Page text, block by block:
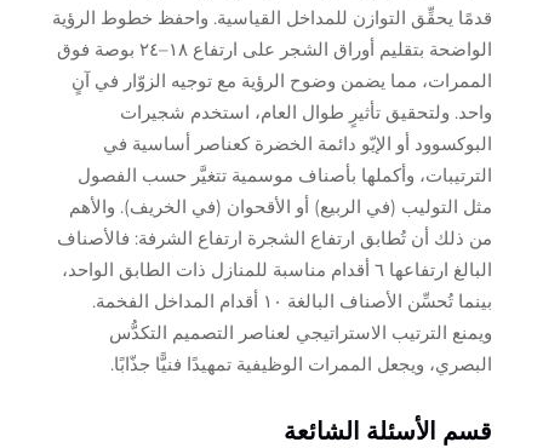
قدمًا يحقِّق التوازن للمداخل القياسية. واحفظ خطوط الرؤية
الواضحة بتقليم أوراق الشجر على ارتفاع ١٨–٢٤ بوصة فوق
الممرات، مما يضمن وضوح الرؤية مع توجيه الزوّار في آنٍ
واحد. ولتحقيق تأثيرٍ طوال العام، استخدم شجيرات
البوكسوود أو الإيّو دائمة الخضرة كعناصر أساسية في
الترتيبات، وأكملها بأصناف موسمية تتغيَّر حسب الفصول
مثل التوليب (في الربيع) أو الأقحوان (في الخريف). والأهم
من ذلك أن تُطابق ارتفاع الشجرة ارتفاع الشرفة: فالأصناف
البالغ ارتفاعها ٦ أقدام مناسبة للمنازل ذات الطابق الواحد،
بينما تُحسِّن الأصناف البالغة ١٠ أقدام المداخل الفخمة.
ويمنع الترتيب الاستراتيجي لعناصر التصميم التكدُّس
البصري، ويجعل الممرات الوظيفية تمهيدًا فنيًّا جذّابًا.
قسم الأسئلة الشائعة